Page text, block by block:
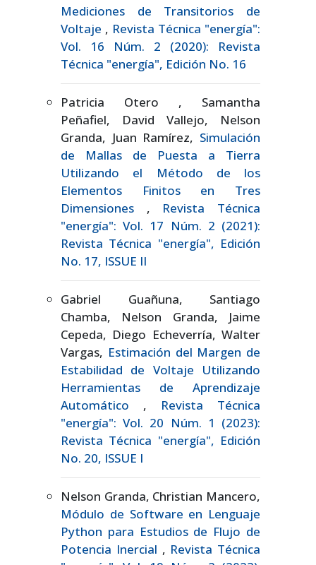
Mediciones de Transitorios de
Voltaje , Revista Técnica "energía":
Vol. 16 Núm. 2 (2020): Revista
Técnica "energía", Edición No. 16
Patricia Otero , Samantha
Peñafiel, David Vallejo, Nelson
Granda, Juan Ramírez, Simulación
de Mallas de Puesta a Tierra
Utilizando el Método de los
Elementos Finitos en Tres
Dimensiones , Revista Técnica
"energía": Vol. 17 Núm. 2 (2021):
Revista Técnica "energía", Edición
No. 17, ISSUE II
Gabriel Guañuna, Santiago
Chamba, Nelson Granda, Jaime
Cepeda, Diego Echeverría, Walter
Vargas, Estimación del Margen de
Estabilidad de Voltaje Utilizando
Herramientas de Aprendizaje
Automático , Revista Técnica
"energía": Vol. 20 Núm. 1 (2023):
Revista Técnica "energía", Edición
No. 20, ISSUE I
Nelson Granda, Christian Mancero,
Módulo de Software en Lenguaje
Python para Estudios de Flujo de
Potencia Inercial , Revista Técnica